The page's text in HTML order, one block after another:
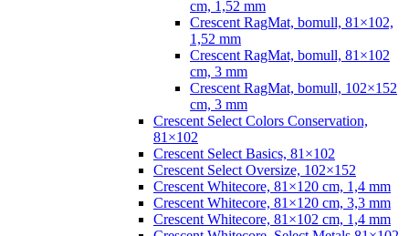
cm, 1,52 mm
Crescent RagMat, bomull, 81×102,
1,52 mm
Crescent RagMat, bomull, 81×102
cm, 3 mm
Crescent RagMat, bomull, 102×152
cm, 3 mm
Crescent Select Colors Conservation,
81×102
Crescent Select Basics, 81×102
Crescent Select Oversize, 102×152
Crescent Whitecore, 81×120 cm, 1,4 mm
Crescent Whitecore, 81×120 cm, 3,3 mm
Crescent Whitecore, 81×102 cm, 1,4 mm